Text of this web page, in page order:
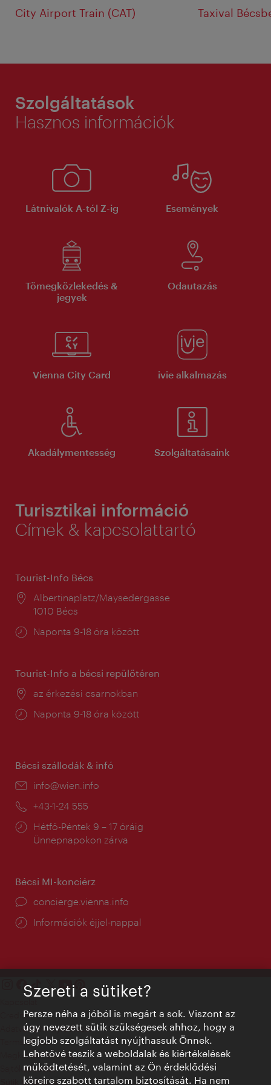
City Airport Train (CAT) Taxival
Szolgáltatások
Hasznos információk
Látnivalók A-tól Z-ig Események
Tömegközlekedés &
jegyek
Odautazás
Vienna City Card ivie alkalmazás
Akadálymentesség Szolgáltatásaink
Turisztikai információ
Címek & kapcsolattartó
Tourist-Info Bécs
Helyszín:
Albertinaplatz/Maysedergasse
1010 Bécs
Nyitva
Naponta 9-18 óra között
Tourist-Info a bécsi repülőtéren
Helyszín:
az érkezési csarnokban
Nyitva
Naponta 9-18 óra között
Bécsi szállodák & infó
E-
info@wien.info
Telefon:
+43-1-24 555
Nyitva
tartás:
Hétfő-Péntek 9 – 17 óráig
Ünnepnapokon zárva
Bécsi MI-konciérz
concierge.vienna.info
Információk éjjel-nappal
Credits
Adatvédelmi nyilatkozat
Terms of Use
Megközelíthetőség
Sajtókapcsolat
Sütik beállítása
Szereti a sütiket?
Persze néha a jóból is megárt a sok. Viszont az
úgy nevezett sütik szükségesek ahhoz, hogy a
legjobb szolgáltatást nyújthassuk Önnek.
Lehetővé teszik a weboldalak és kiértékelések
működtetését, valamint az Ön érdeklődési
köreire szabott tartalom biztosítását. Ha nem